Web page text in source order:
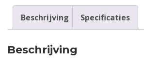
Beschrijving Specificaties
Beschrijving